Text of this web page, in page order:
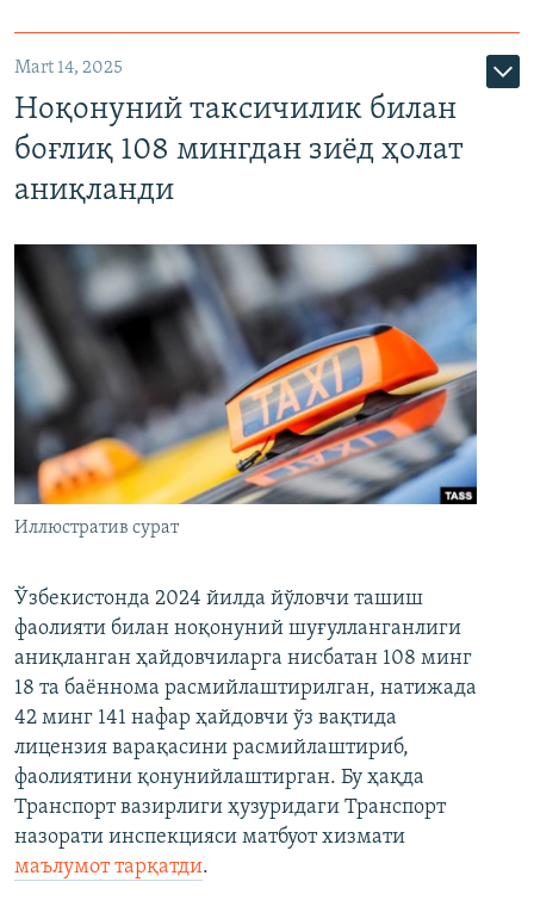
Mart 14, 2025
Ноқонуний таксичилик билан
боғлиқ 108 мингдан зиёд ҳолат
аниқланди
Иллюстратив сурат
Ўзбекистонда 2024 йилда йўловчи ташиш
фаолияти билан ноқонуний шуғулланганлиги
аниқланган ҳайдовчиларга нисбатан 108 минг
18 та баённома расмийлаштирилган, натижада
42 минг 141 нафар ҳайдовчи ўз вақтида
лицензия варақасини расмийлаштириб,
фаолиятини қонунийлаштирган. Бу ҳақда
Транспорт вазирлиги ҳузуридаги Транспорт
назорати инспекцияси матбуот хизмати
маълумот тарқатди.